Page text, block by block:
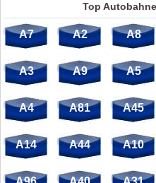
Top
A7 A2 A8
A3 A9 A5
A4 A81 A45
A14 A44 A10